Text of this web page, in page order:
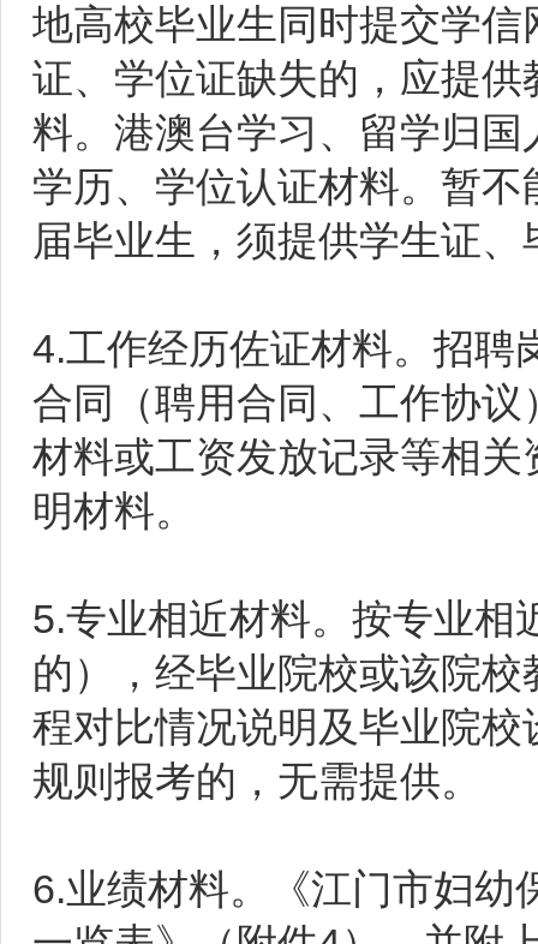
地高校毕业生同时提交学
证、学位证缺失的，应提
料。港澳台学习、留学归
学历、学位认证材料。暂
届毕业生，须提供学生证
4.工作经历佐证材料。招聘
合同（聘用合同、工作协
材料或工资发放记录等相
明材料。
5.专业相近材料。按专业相
的），经毕业院校或该院
程对比情况说明及毕业院
规则报考的，无需提供。
6.业绩材料。《江门市妇幼